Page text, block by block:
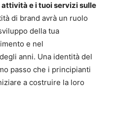
e i tuoi servizi sulle
di brand avrà un ruolo
della tua
e nel
anni. Una identità del
passo che i principianti
a costruire la loro